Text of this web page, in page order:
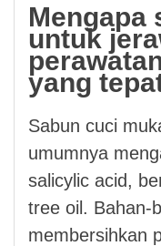
Mengapa
untuk
yang
Sabun cuci
umumnya
salicylic acid,
tree oil. Bahan-
membersihkan